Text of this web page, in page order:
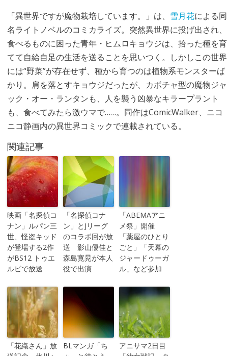
「異世界ですが魔物栽培しています。」は、 雪月花による同
名ライトノベルのコミカライズ。突然異世界に投げ出され、
食べるものに困った青年・ヒムロキョウジは、拾った種を育
てて自給自足の生活を送ることを思いつく。しかしこの世界
には“野菜”が存在せず、種から育つのは植物系モンスターば
かり。肩を落とすキョウジだったが、カボチャ型の魔物ジャ
ック・オー・ランタンも、人を襲う凶暴なキラープラント
も、食べてみたら激ウマで……。同作はComicWalker、ニコ
ニコ静画内の異世界コミックで連載されている。
関連記事
映画「名探偵コ
ナン」ルパン三
世、怪盗キッド
が登場する2作
がBS12 トゥエ
ルビで放送
「名探偵コナ
ン」とJリーグ
のコラボ回が放
送 影山優佳と
森島寛晃が本人
役で出演
「ABEMAアニ
メ祭」開催
「薬屋のひとり
ごと」「天幕の
ジャードゥーガ
ル」など参加
「花織さん」放
BLマンガ「ち
アニサマ2日目